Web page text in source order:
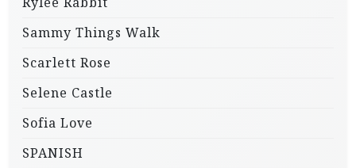
Sammy Things Walk
Scarlett Rose
Selene Castle
Sofia Love
SPANISH